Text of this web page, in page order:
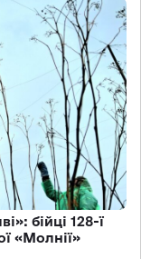
бійці 128-ї
«Молнії»